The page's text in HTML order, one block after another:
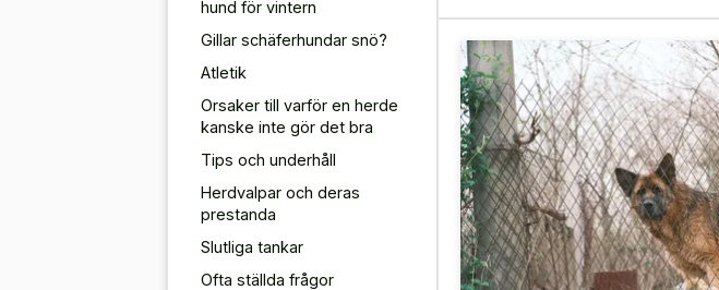
hund för vintern
Gillar schäferhundar snö?
Atletik
Orsaker till varför en herde
kanske inte gör det bra
Tips och underhåll
Herdvalpar och deras
prestanda
Slutliga tankar
Ofta ställda frågor